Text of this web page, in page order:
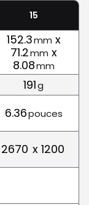
15
152.3mm x
71.2mm x
8.08mm
191g
6.36pouces
2670 x 1200